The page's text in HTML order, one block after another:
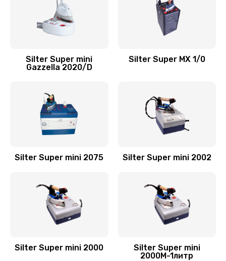
Silter Super mini
Gazzella 2020/D
Silter Super MX 1/0
Silter Super mini 2075 Silter Super mini 2002
Silter Super mini 2000
Silter Super mini
2000M-1литр